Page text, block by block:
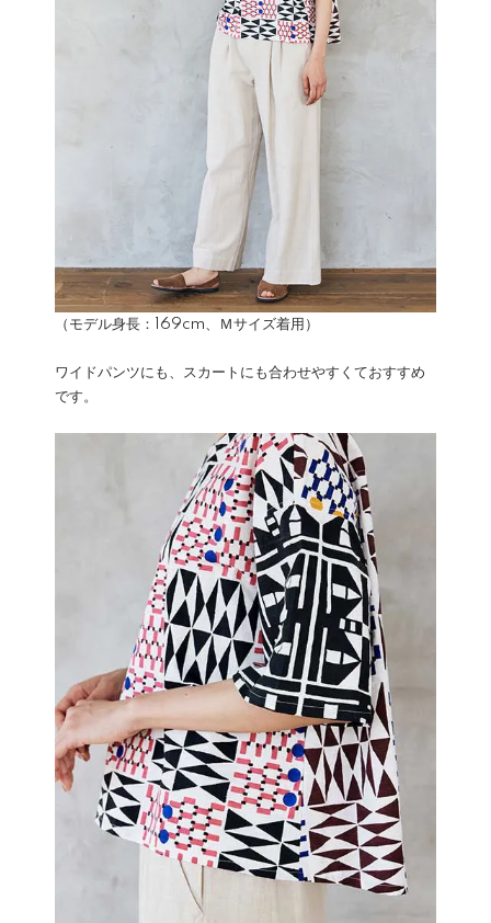
（モデル身長：169cm、Ｍサイズ着用）
ワイドパンツにも、スカートにも合わせやすくておすすめ
です。